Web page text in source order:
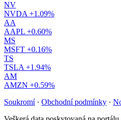
NV
NVDA +1.09%
AA
AAPL +0.60%
MS
MSFT +0.16%
TS
TSLA +1.94%
AM
AMZN +0.59%
Soukromí · Obchodní podmínky ·